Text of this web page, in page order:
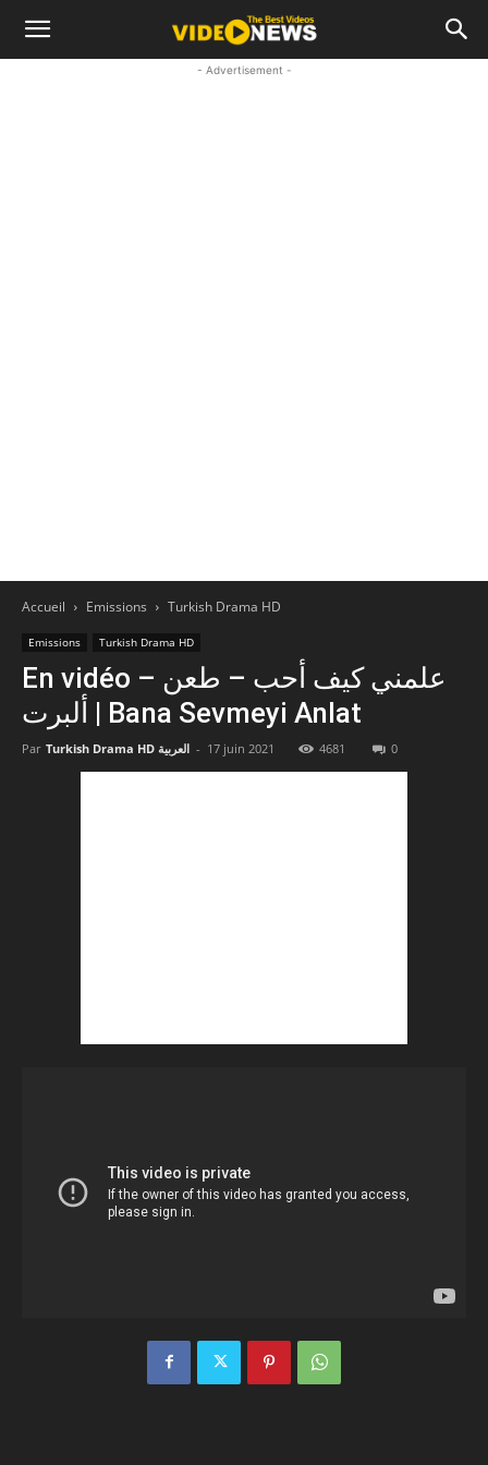
- Advertisement -
Accueil Emissions Turkish Drama HD
Emissions Turkish Drama HD
En vidéo – علمني كيف أحب – طعن
ألبرت ​| Bana Sevmeyi Anlat
Par Turkish Drama HD العربية - 17 juin 2021 4681 0